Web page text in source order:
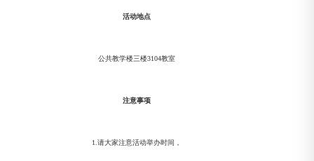
活动地点
公共教学楼三楼3104教室
注意事项
1.请大家注意活动举办时间，